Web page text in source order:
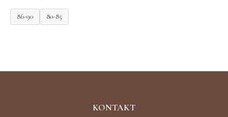
86-90 80-85
KONTAKT